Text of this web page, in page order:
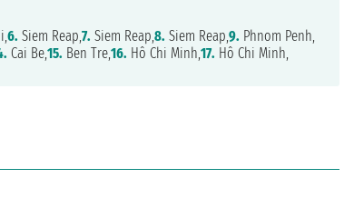
6. Siem Reap,7. Siem Reap,8. Siem Reap,9. Phnom Penh,
Cai Be,15. Ben Tre,16. Hô Chi Minh,17. Hô Chi Minh,